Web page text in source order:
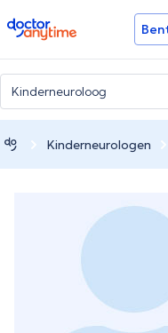
doctoranytime
Kinderneurologen